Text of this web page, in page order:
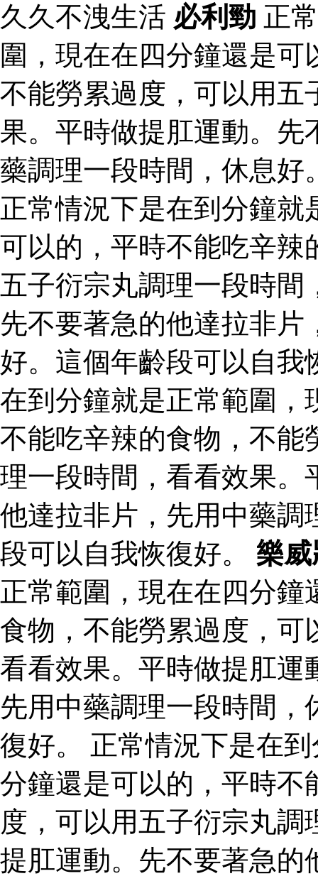
久久不洩生活 必利勁 正
圍，現在在四分鐘還是
不能勞累過度，可以用五
果。平時做提肛運動。先
藥調理一段時間，休息好
正常情況下是在到分鐘
可以的，平時不能吃辛辣
五子衍宗丸調理一段時
先不要著急的他達拉非
好。這個年齡段可以自
在到分鐘就是正常範圍，
不能吃辛辣的食物，不能
理一段時間，看看效果。
他達拉非片，先用中藥調
段可以自我恢復好。 樂威
正常範圍，現在在四分
食物，不能勞累過度，可
看看效果。平時做提肛運
先用中藥調理一段時間
復好。 正常情況下是在
分鐘還是可以的，平時不
度，可以用五子衍宗丸
提肛運動。先不要著急的